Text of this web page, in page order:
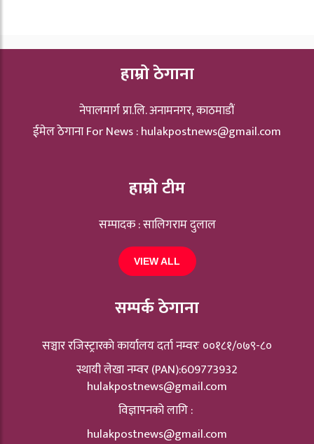
हाम्रो ठेगाना
नेपालमार्ग प्रा.लि. अनामनगर, काठमाडौं
ईमेल ठेगाना For News :hulakpostnews@gmail.com
हाम्रो टीम
सम्पादक : सालिगराम दुलाल
VIEW ALL
सम्पर्क ठेगाना
सञ्चार रजिस्ट्रारकाे कार्यालय दर्ता नम्वरः ००१८१/०७९-८०
स्थायी लेखा नम्वर (PAN):609773932
hulakpostnews@gmail.com
विज्ञापनको लागि :
hulakpostnews@gmail.com